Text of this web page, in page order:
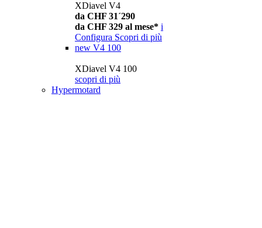
XDiavel V4
da CHF 31´290
da CHF 329 al mese* i
Configura Scopri di più
new V4 100
XDiavel V4 100
scopri di più
Hypermotard